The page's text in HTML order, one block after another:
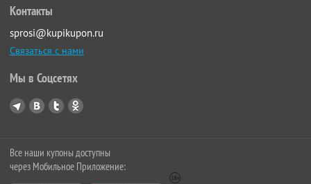
Контакты
sprosi@kupikupon.ru
Связаться с нами
Мы в Соцсетях
Все наши купоны доступны
через Мобильное Приложение: